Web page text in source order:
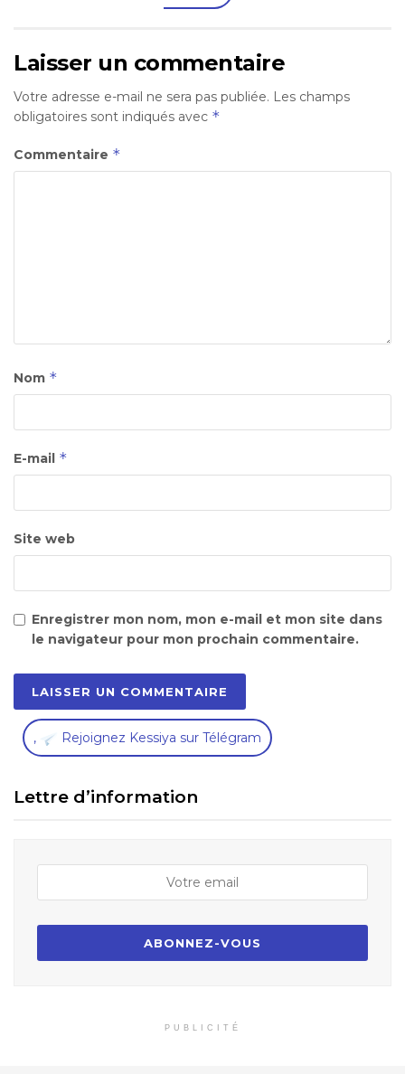
Laisser un commentaire
Votre adresse e-mail ne sera pas publiée. Les champs
obligatoires sont indiqués avec *
Commentaire *
Nom *
E-mail *
Site web
Enregistrer mon nom, mon e-mail et mon site dans
le navigateur pour mon prochain commentaire.
, Rejoignez Kessiya sur Télégram
Lettre d’information
PUBLICITÉ